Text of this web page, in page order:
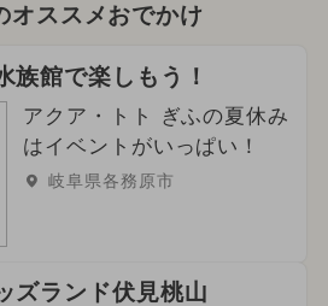
オススメおでかけ
族館で楽しもう！
アクア・トト ぎふの夏休み
はイベントがいっぱい！
岐阜県各務原市
ズランド伏見桃山